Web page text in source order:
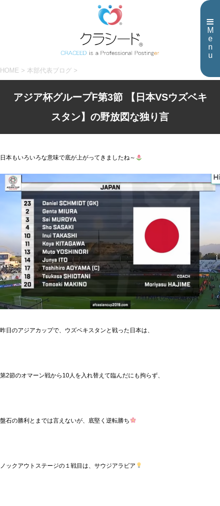
M
e
n
u
HOME > 本部代表ブログ >
アジア杯グループF第3節 【日本VSウズベキ
スタン】の野放図な独り言
日本もいろいろな意味で底が上がってきましたね～
昨日のアジアカップで、ウズベキスタンと戦った日本は、
第2節のオマーン戦から10人を入れ替えて臨んだにも拘らず、
盤石の勝利とまでは言えないが、底堅く逆転勝ち
ノックアウトステージの１戦目は、サウジアラビア